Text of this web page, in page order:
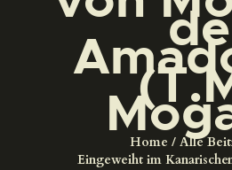
de
Home
Alle
Eingeweiht im
DEUTSCH